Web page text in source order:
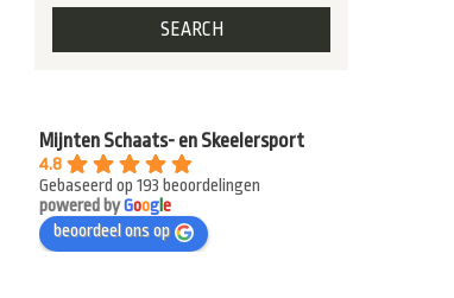
Mijnten Schaats- en Skeelersport
4.8
Gebaseerd op 193 beoordelingen
powered byGoogle
beoordeel ons op